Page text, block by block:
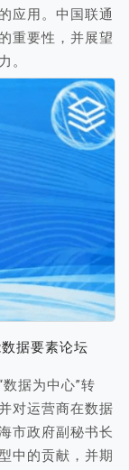
应用。中国联通
重要性，并展望
。
据要素论坛
据为中心”转
对运营商在数据
市政府副秘书长
中的贡献，并期